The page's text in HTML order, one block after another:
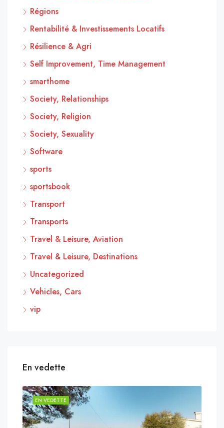
Régions
Rentabilité & Investissements Locatifs
Résilience & Agri
Self Improvement, Time Management
smarthome
Society, Relationships
Society, Religion
Society, Sexuality
Software
sports
sportsbook
Transport
Transports
Travel & Leisure, Aviation
Travel & Leisure, Destinations
Uncategorized
Vehicles, Cars
vip
En vedette
EN VEDETTE